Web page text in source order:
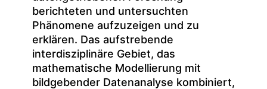
berichteten und untersuchten
Phänomene aufzuzeigen und zu
erklären. Das aufstrebende
interdisziplinäre Gebiet, das
mathematische Modellierung mit
bildgebender Datenanalyse kombiniert,